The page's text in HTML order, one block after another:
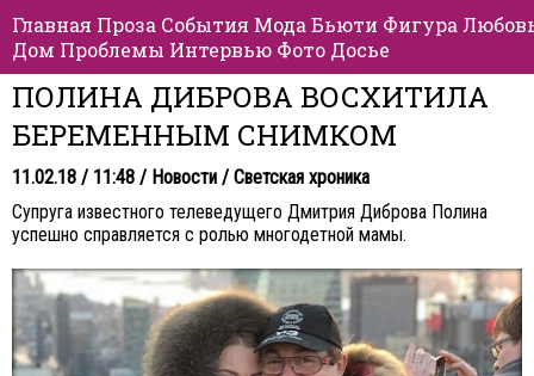
Главная Проза События Мода Бьюти Фигура
Дом Проблемы Интервью Фото Досье
ПОЛИНА ДИБРОВА ВОСХИТИЛА
БЕРЕМЕННЫМ СНИМКОМ
11.02.18 / 11:48 / Новости / Светская хроника
Супруга известного телеведущего Дмитрия Диброва Полина
успешно справляется с ролью многодетной мамы.